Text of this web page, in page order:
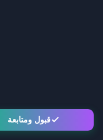
قبول ومتابعة